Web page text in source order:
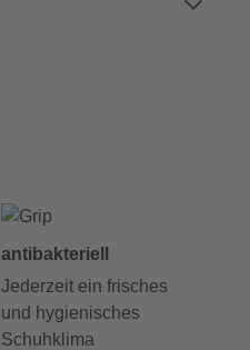
antibakteriell
Jederzeit ein frisches
und hygienisches
Schuhklima